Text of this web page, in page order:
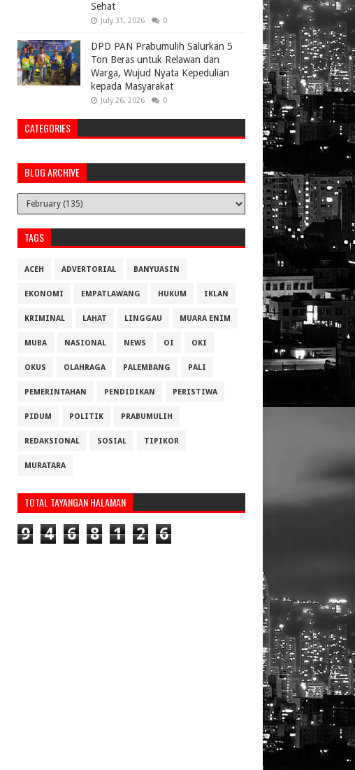
Sehat
July 31, 2026 0
DPD PAN Prabumulih Salurkan 5
Ton Beras untuk Relawan dan
Warga, Wujud Nyata Kepedulian
kepada Masyarakat
July 26, 2026 0
CATEGORIES
BLOG ARCHIVE
TAGS
ACEH ADVERTORIAL BANYUASIN
EKONOMI EMPATLAWANG HUKUM IKLAN
KRIMINAL LAHAT LINGGAU MUARA ENIM
MUBA NASIONAL NEWS OI OKI
OKUS OLAHRAGA PALEMBANG PALI
PEMERINTAHAN PENDIDIKAN PERISTIWA
PIDUM POLITIK PRABUMULIH
REDAKSIONAL SOSIAL TIPIKOR
MURATARA
TOTAL TAYANGAN HALAMAN
9 4 6 8 1 2 6